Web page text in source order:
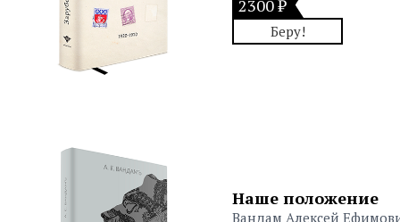
2300 ₽
Беру!
Наше положение
Вандам Алексей